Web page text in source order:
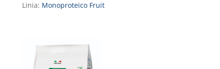
Linia: Monoproteico Fruit